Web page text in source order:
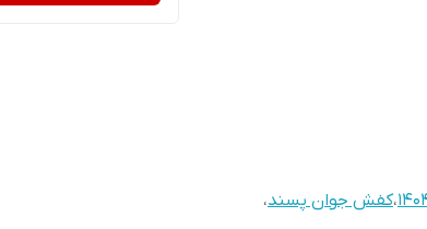
،کفش جوان پسند،